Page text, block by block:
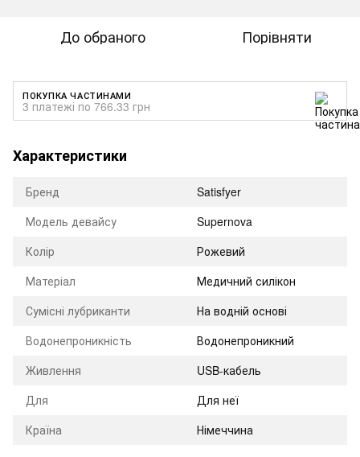
До обраного Порівняти
ПОКУПКА ЧАСТИНАМИ
3 платежі по 766.33 грн
Характеристики
Бренд
Satisfyer
Модель девайсу
Supernova
Колір
Рожевий
Матеріал
Медичний силікон
Сумісні лубриканти
На водній основі
Водонепроникність
Водонепроникний
Живлення
USB-кабель
Для
Для неї
Країна
Німеччина